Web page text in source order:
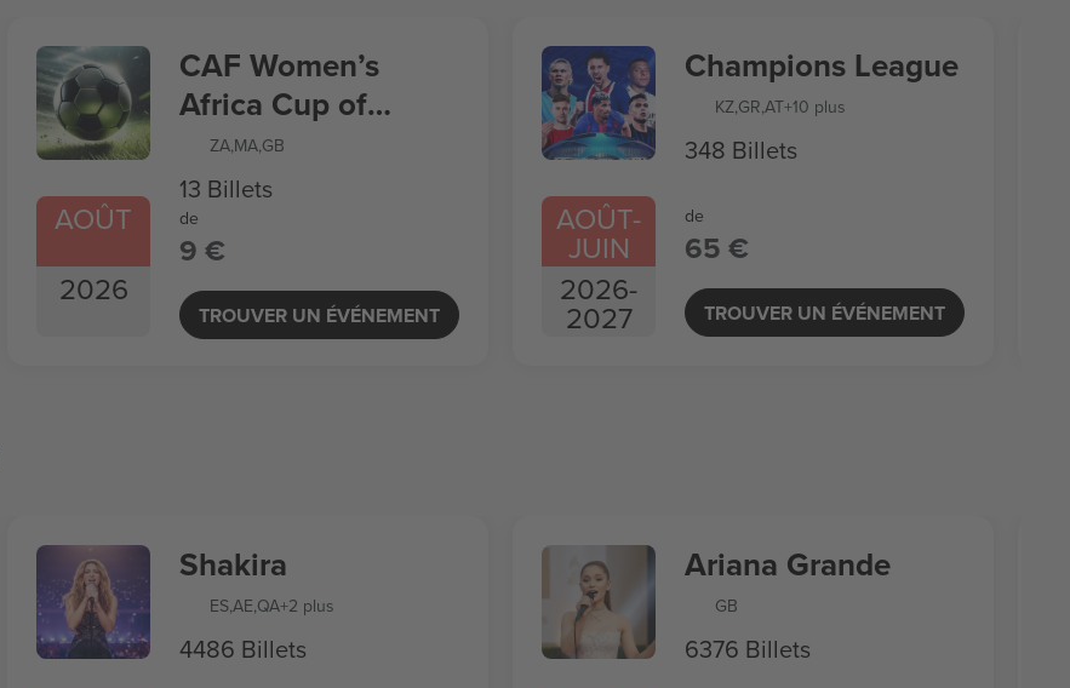
AOÛT
2026
CAF Women’s
Africa Cup of
Nations
ZA,MA,GB
13 Billets
de
9 €
TROUVER UN ÉVÉNEMENT
AOÛT-
JUIN
2026-
2027
Champions League
KZ,GR,AT+10 plus
348 Billets
de
65 €
TROUVER UN ÉVÉNEMENT
Shakira
ES,AE,QA+2 plus
4486 Billets
Ariana Grande
GB
6376 Billets